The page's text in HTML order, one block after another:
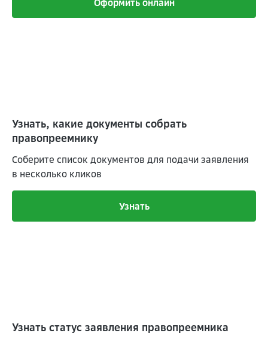
Оформить онлайн
Узнать, какие документы собрать
правопреемнику
Соберите список документов для подачи заявления
в несколько кликов
Узнать
Узнать статус заявления правопреемника